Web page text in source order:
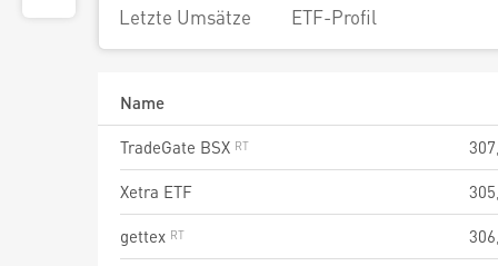
Letzte Umsätze ETF-Profil
Name
TradeGate BSX
Xetra ETF
gettex